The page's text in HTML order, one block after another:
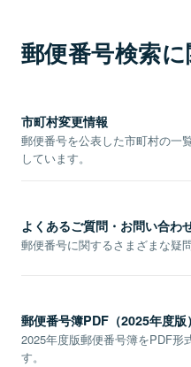
郵便番号検索
市町村変更情報
郵便番号を公表した市町村の一
しています。
よくあるご質問・お問い合わ
郵便番号に関するさまざまな疑
郵便番号簿PDF（2025年度版）
2025年度版郵便番号簿をPDF形
す。